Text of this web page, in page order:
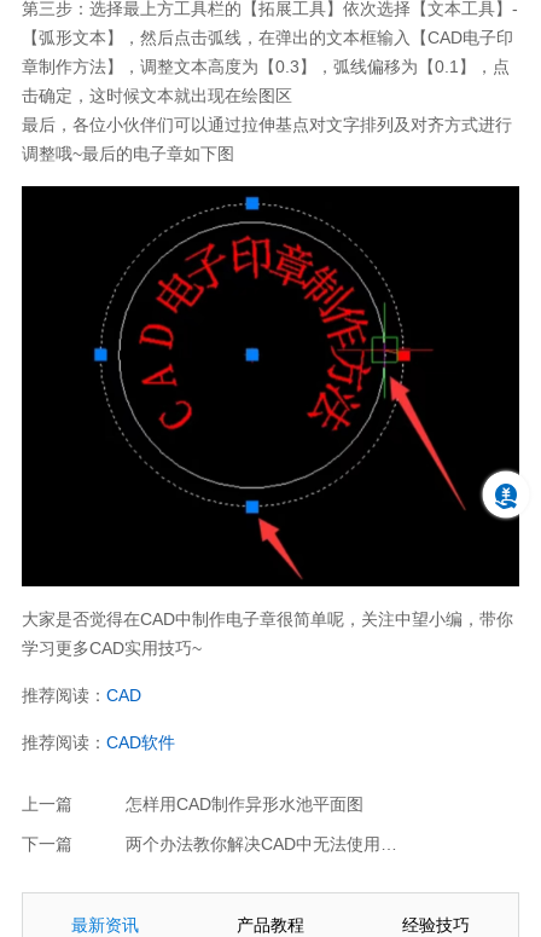
第三步：选择最上方工具栏的【拓展工具】依次选择【文本工具】-
【弧形文本】，然后点击弧线，在弹出的文本框输入【CAD电子印
章制作方法】，调整文本高度为【0.3】，弧线偏移为【0.1】，点
击确定，这时候文本就出现在绘图区
最后，各位小伙伴们可以通过拉伸基点对文字排列及对齐方式进行
调整哦~最后的电子章如下图
大家是否觉得在CAD中制作电子章很简单呢，关注中望小编，带你
学习更多CAD实用技巧~
推荐阅读： CAD
推荐阅读： CAD软件
上一篇 怎样用CAD制作异形水池平面图
下一篇 两个办法教你解决CAD中无法使用夹点编辑的情况
最新资讯 产品教程 经验技巧
欢迎来到中望官网
您是否需要学习更多中望CAD相关教程
扫码关注微信公众号